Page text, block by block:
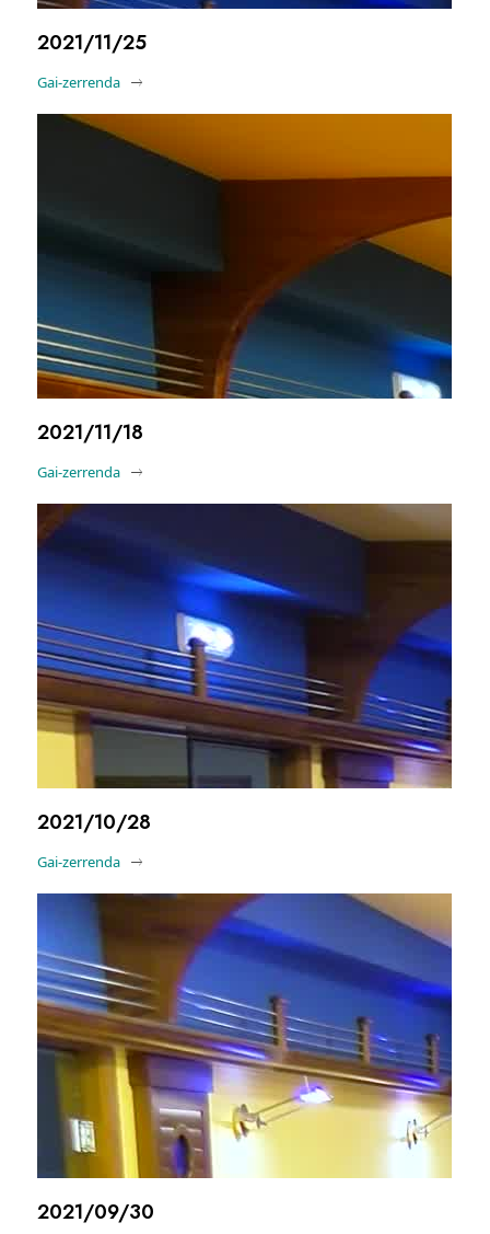
2021/11/25
Gai-zerrenda
2021/11/18
Gai-zerrenda
2021/10/28
Gai-zerrenda
2021/09/30